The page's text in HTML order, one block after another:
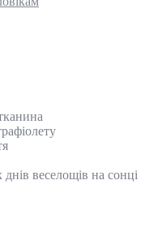
днів веселощів на сонці